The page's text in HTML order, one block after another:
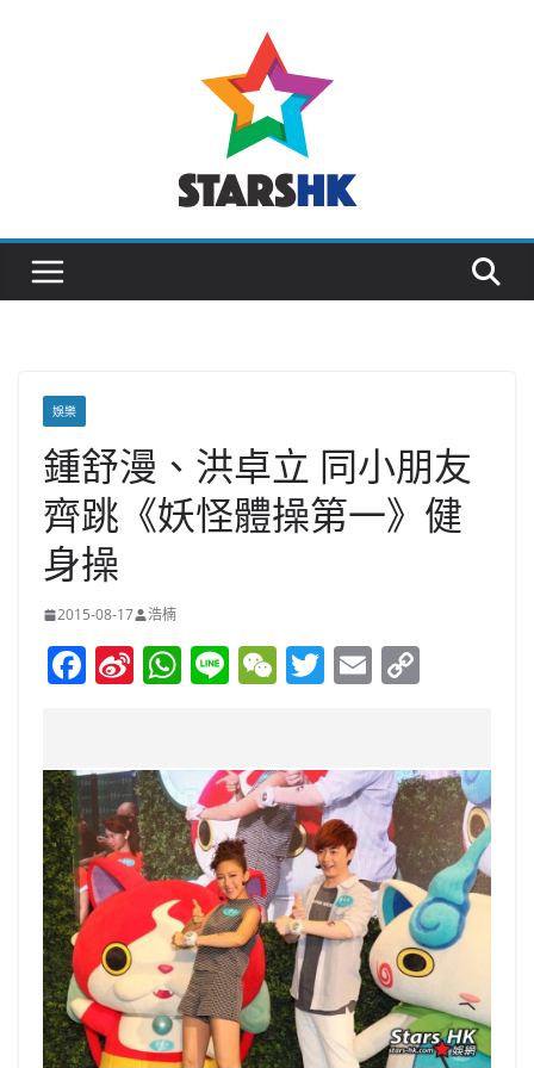
娛樂
鍾舒漫、洪卓立 同小朋友
齊跳《妖怪體操第一》健
身操
2015-08-17 浩楠
F
e
b
o
o
k
Si
W
ei
b
o
W
s
A
p
p
Li W
h
at
T
er
E
l y
Li
n
k